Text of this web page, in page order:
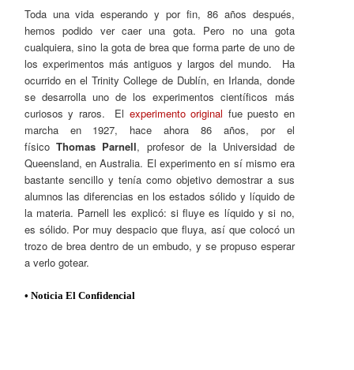
Toda una vida esperando y por fin, 86 años después,
hemos podido ver caer una gota. Pero no una gota
cualquiera, sino la gota de brea que forma parte de uno de
los experimentos más antiguos y largos del mundo. Ha
ocurrido en el Trinity College de Dublín, en Irlanda, donde
se desarrolla uno de los experimentos científicos más
curiosos y raros. El experimento original fue puesto en
marcha en 1927, hace ahora 86 años, por el
físicoThomas Parnell, profesor de la Universidad de
Queensland, en Australia. El experimento en sí mismo era
bastante sencillo y tenía como objetivo demostrar a sus
alumnos las diferencias en los estados sólido y líquido de
la materia. Parnell les explicó: si fluye es líquido y si no,
es sólido. Por muy despacio que fluya, así que colocó un
trozo de brea dentro de un embudo, y se propuso esperar
a verlo gotear.
• Noticia El Confidencial